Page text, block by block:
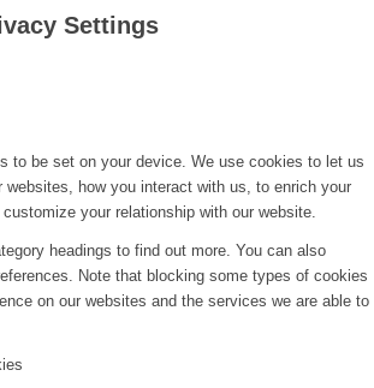
Settings
to be set on your device. We use cookies to let us
websites, how you interact with us, to enrich your
your relationship with our website.
headings to find out more. You can also
Note that blocking some types of cookies
on our websites and the services we are able to